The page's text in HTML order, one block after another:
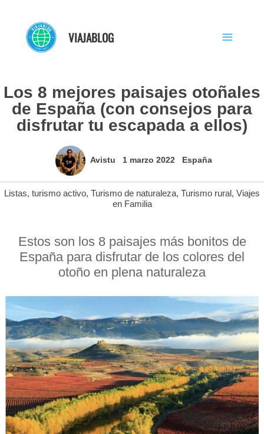
contenido
VIAJABLOG
Los 8 mejores paisajes otoñales
de España (con consejos para
disfrutar tu escapada a ellos)
Avistu 1 marzo 2022 España
Listas, turismo activo, Turismo de naturaleza, Turismo rural, Viajes
en Familia
Estos son los 8 paisajes más bonitos de
España para disfrutar de los colores del
otoño en plena naturaleza